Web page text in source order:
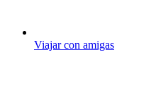
Viajar con amigas